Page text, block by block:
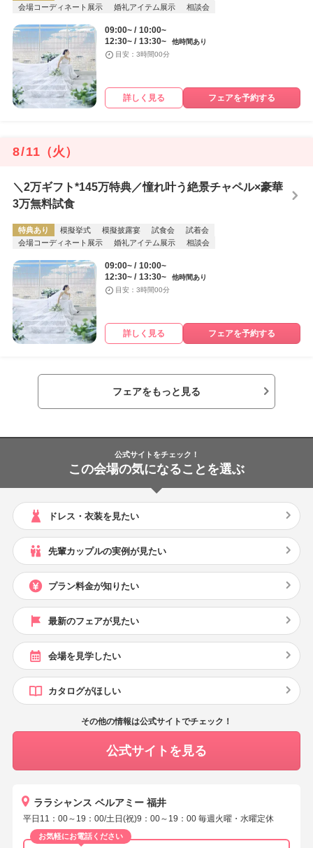
会場コーディネート展示
婚礼アイテム展示 相談会
09:00~
10:00~
12:30~
13:30~
他時間あり
目安：3時間00分
詳しく見る フェアを予約する
8/11 （火）
＼2万ギフト*145万特典／憧れ叶う絶景チャペル×豪華
3万無料試食
特典あり 模擬挙式 模擬披露宴 試食会
試着会
会場コーディネート展示
婚礼アイテム展示 相談会
09:00~
10:00~
12:30~
13:30~
他時間あり
目安：3時間00分
詳しく見る フェアを予約する
フェアをもっと見る
公式サイトをチェック！
この会場の気になることを選ぶ
ドレス・衣装を見たい
先輩カップルの実例が見たい
プラン料金が知りたい
最新のフェアが見たい
会場を見学したい
カタログがほしい
その他の情報は公式サイトでチェック！
公式サイトを見る
ララシャンス ベルアミー 福井
平日11：00～19：00/土日(祝)9：00～19：00 毎週火曜・水曜定休
お気軽にお電話ください